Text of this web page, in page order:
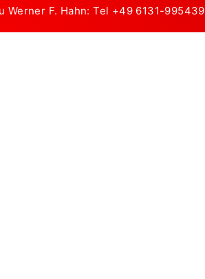
Werner F. Hahn: Tel +49 6131-995439